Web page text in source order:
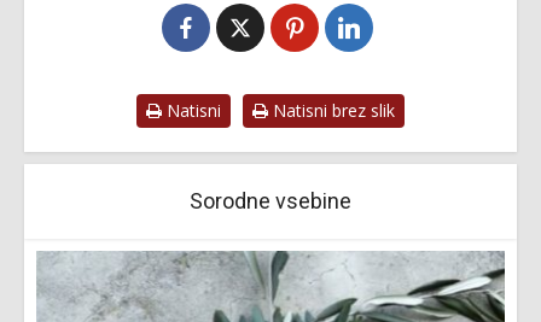
Natisni Natisni brez slik
Sorodne vsebine